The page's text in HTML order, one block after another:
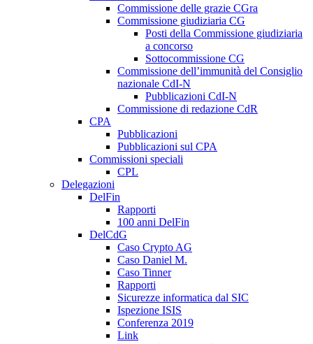
Commissione delle grazie CGra
Commissione giudiziaria CG
Posti della Commissione giudiziaria
a concorso
Sottocommissione CG
Commissione dell’immunità del Consiglio
nazionale CdI-N
Pubblicazioni CdI-N
Commissione di redazione CdR
CPA
Pubblicazioni
Pubblicazioni sul CPA
Commissioni speciali
CPL
Delegazioni
DelFin
Rapporti
100 anni DelFin
DelCdG
Caso Crypto AG
Caso Daniel M.
Caso Tinner
Rapporti
Sicurezze informatica dal SIC
Ispezione ISIS
Conferenza 2019
Link